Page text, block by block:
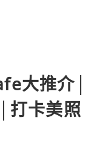
大推介│
打卡美照